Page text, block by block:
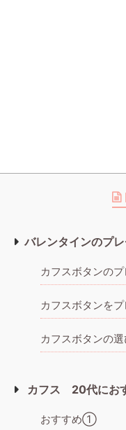
バレンタインのプ
カフスボタンの
カフスボタンを
カフスボタンの
カフス 20代にお
おすすめ①